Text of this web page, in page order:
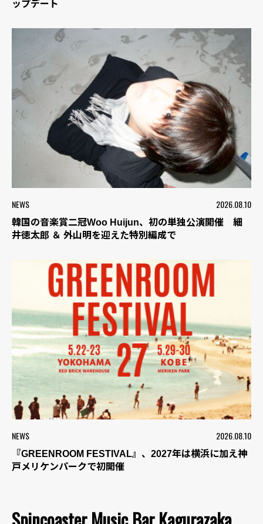
ップデート
NEWS 2026.08.10
韓国の音楽賞二冠Woo Huijun、初の単独公演開催 細
井徳太郎 ＆ 外山明を迎えた特別編成で
NEWS 2026.08.10
『GREENROOM FESTIVAL』、2027年は横浜に加え神
戸メリケンパークで初開催